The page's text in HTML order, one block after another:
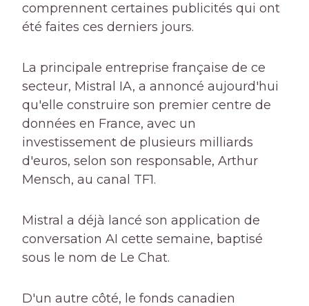
comprennent certaines publicités qui ont
été faites ces derniers jours.
La principale entreprise française de ce
secteur, Mistral IA, a annoncé aujourd'hui
qu'elle construire son premier centre de
données en France, avec un
investissement de plusieurs milliards
d'euros, selon son responsable, Arthur
Mensch, au canal TF1.
Mistral a déjà lancé son application de
conversation AI cette semaine, baptisé
sous le nom de Le Chat.
D'un autre côté, le fonds canadien